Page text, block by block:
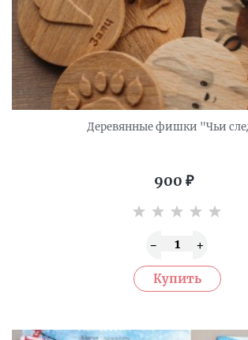
Деревянные фишки "Чьи
900 ₽